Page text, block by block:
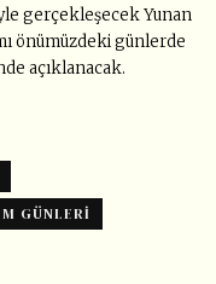
gerçekleşecek Yunan
önümüzdeki günlerde
açıklanacak.
GÜNLERI